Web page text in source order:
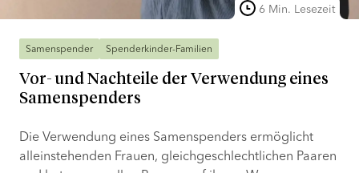
6 Min. Lesezeit
Samenspender Spenderkinder-Familien
Vor- und Nachteile der Verwendung eines
Samenspenders
Die Verwendung eines Samenspenders ermöglicht
alleinstehenden Frauen, gleichgeschlechtlichen Paaren